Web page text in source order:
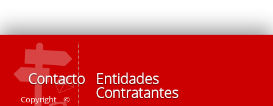
Contacto
Copyright ©
Entidades
Contratantes